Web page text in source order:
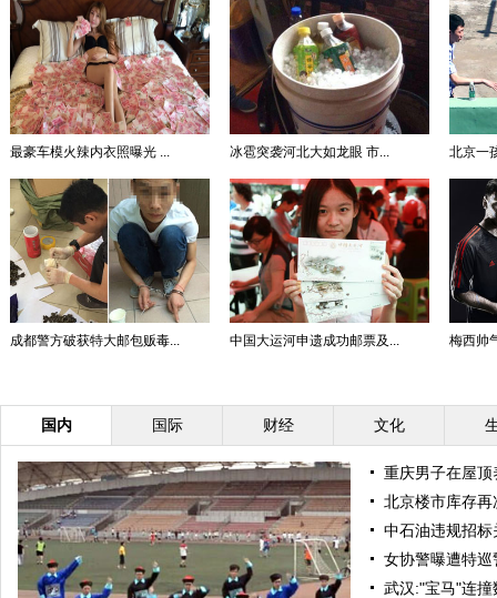
最豪车模火辣内衣照曝光 ... 冰雹突袭河北大如龙眼 市... 北京一
成都警方破获特大邮包贩毒... 中国大运河申遗成功邮票及... 梅西帅
国内 国际 财经 文化
重庆男子在屋
北京楼市库存
中石油违规招
女协警曝遭特
武汉:"宝马"连